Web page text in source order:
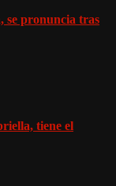
se pronuncia tras
tiene el